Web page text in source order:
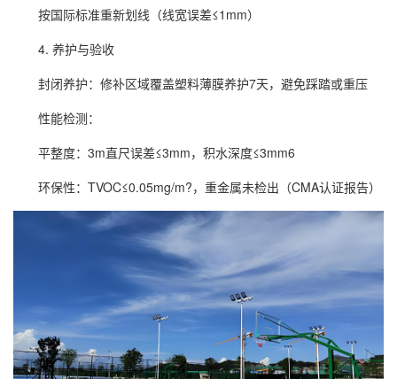
按国际标准重新划线（线宽误差≤1mm）
4. 养护与验收
封闭养护：修补区域覆盖塑料薄膜养护7天，避免踩踏或重压
性能检测：
平整度：3m直尺误差≤3mm，积水深度≤3mm6
环保性：TVOC≤0.05mg/m?，重金属未检出（CMA认证报告）